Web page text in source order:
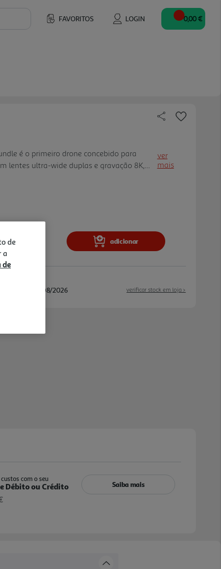
FAVORITOS LOGIN 0,00 €
é o primeiro drone concebido para
lentes ultra-wide duplas e gravação 8K,
ver
mais
adicionar
verificar stock em loja >
08/2026 e 18/08/2026
com o seu
Débito ou Crédito
Saiba mais
de
a
de